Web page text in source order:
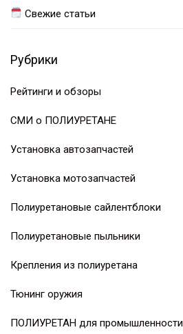
Свежие статьи
Рубрики
Рейтинги и обзоры
СМИ о ПОЛИУРЕТАНЕ
Установка автозапчастей
Установка мотозапчастей
Полиуретановые сайлентблоки
Полиуретановые пыльники
Крепления из полиуретана
Тюнинг оружия
ПОЛИУРЕТАН для промышленности